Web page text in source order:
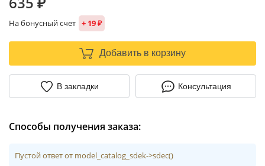
На бонусный счет + 19 ₽
Добавить в корзину
В закладки Консультация
Способы получения заказа:
Пустой ответ от model_catalog_sdek->sdec()